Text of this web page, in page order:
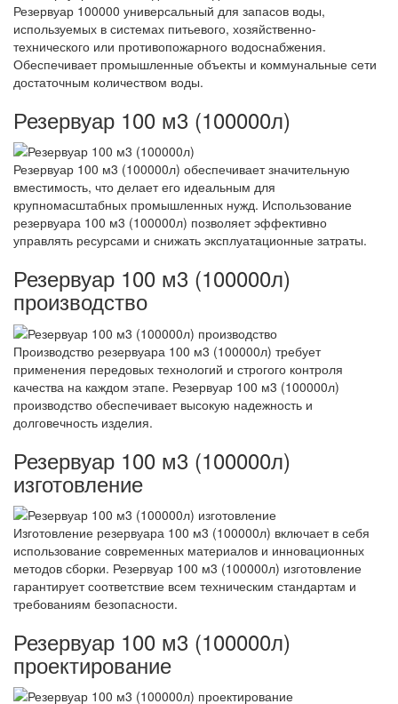
Резервуар 100000 универсальный для запасов воды,
используемых в системах питьевого, хозяйственно-
технического или противопожарного водоснабжения.
Обеспечивает промышленные объекты и коммунальные сети
достаточным количеством воды.
Резервуар 100 м3 (100000л)
Резервуар 100 м3 (100000л) обеспечивает значительную
вместимость, что делает его идеальным для
крупномасштабных промышленных нужд. Использование
резервуара 100 м3 (100000л) позволяет эффективно
управлять ресурсами и снижать эксплуатационные затраты.
Резервуар 100 м3 (100000л)
производство
Производство резервуара 100 м3 (100000л) требует
применения передовых технологий и строгого контроля
качества на каждом этапе. Резервуар 100 м3 (100000л)
производство обеспечивает высокую надежность и
долговечность изделия.
Резервуар 100 м3 (100000л)
изготовление
Изготовление резервуара 100 м3 (100000л) включает в себя
использование современных материалов и инновационных
методов сборки. Резервуар 100 м3 (100000л) изготовление
гарантирует соответствие всем техническим стандартам и
требованиям безопасности.
Резервуар 100 м3 (100000л)
проектирование